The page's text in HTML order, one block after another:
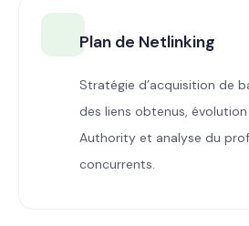
Plan de Netlinking
Stratégie d’acquisition de
des liens obtenus,
Authority et analyse du
concurrents.